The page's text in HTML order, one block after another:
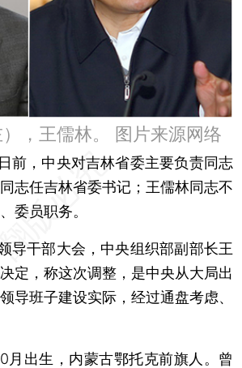
，王儒林。 图片来源网络
，中央对吉林省委主要负责同志
志任吉林省委书记；王儒林同志不
委员职务。
干部大会，中央组织部副部长王
定，称这次调整，是中央从大局出
导班子建设实际，经过通盘考虑、
出生，内蒙古鄂托克前旗人。曾